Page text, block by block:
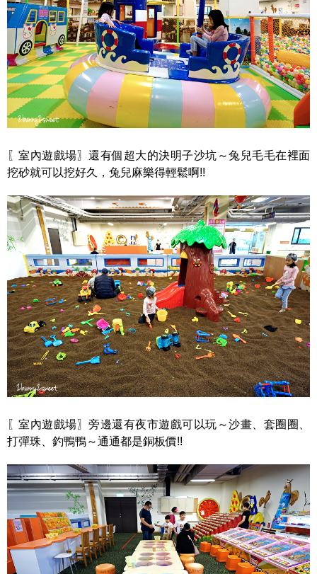
〖室內遊戲場〗還有個超大的決明子沙坑～兔兒毛毛在裡面
挖砂就可以挖好久，兔兒麻樂得輕鬆啊!!
〖室內遊戲場〗旁邊還有夜市遊戲可以玩～沙畫、套圈圈、
打彈珠、釣鴨鴨～通通都是銅板價!!